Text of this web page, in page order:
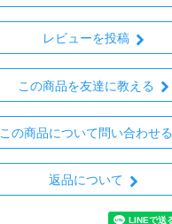
レビューを投稿
この商品を友達に教える
この商品について問い合わせる
返品について